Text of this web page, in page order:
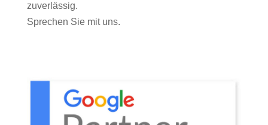
zuverlässig.
Sprechen Sie mit uns.